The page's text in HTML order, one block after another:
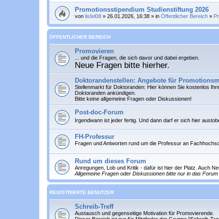
Promotionsstipendium Studienstiftung 2026
von lisfel08 » 26.01.2026, 16:38 » in Öffentlicher Bereich »
ÖFFENTLICHER BEREICH
Promovieren
... und die Fragen, die sich davor und dabei ergeben.
Neue Fragen bitte hierher.
Doktorandenstellen: Angebote für
Stellenmarkt für Doktoranden: Hier können Sie kostenlos
Doktoranden ankündigen.
Bitte keine allgemeine Fragen oder Diskussionen!
Post-doc-Forum
Irgendwann ist jeder fertig. Und dann darf er sich hier
FH-Professur
Fragen und Antworten rund um die Professur an
Rund um dieses Forum
Anregungen, Lob und Kritik - dafür ist hier der Platz. Auch
Allgemeine Fragen oder Diskussionen bitte nur in das
REGISTRIERTE BENUTZER
Schreib-Treff
Austausch und gegenseitige Motivation für Promovierende.